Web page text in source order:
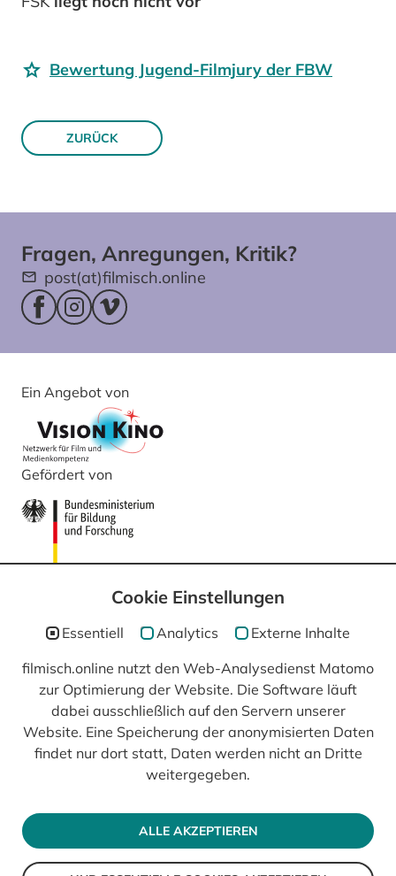
Bewertung Jugend-Filmjury der FBW
ZURÜCK
Fragen, Anregungen, Kritik?
post(at)filmisch.online
Facebookseite (öffnet im neuen Fenster)
Instagram (öffnet im neuen Fenster)
Vimeo (öffnet im neuen Fenster)
Ein Angebot von
Gefördert von
In Kooperation mit
Cookie Einstellungen
Essentiell Analytics Externe Inhalte
filmisch.online nutzt den Web-Analysedienst Matomo
zur Optimierung der Website. Die Software läuft
dabei ausschließlich auf den Servern unserer
Website. Eine Speicherung der anonymisierten Daten
findet nur dort statt, Daten werden nicht an Dritte
weitergegeben.
ALLE AKZEPTIEREN